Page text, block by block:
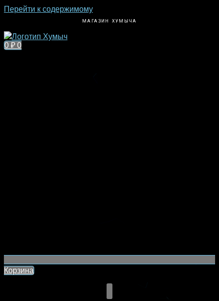
Перейти к содержимому
МАГАЗИН ХУМЫЧА
0 ₽ 0
Корзина